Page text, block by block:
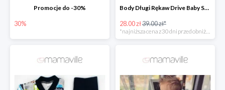
Promocje do -30%
30%
Body Długi Rękaw Drive Baby Sparrow -28%
28.00 zł39.00 zł*
*najniższa cena z 30 dni przed obniżką